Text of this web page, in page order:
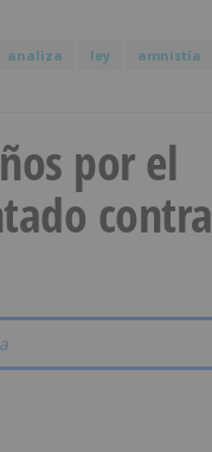
analiza ley amnistía
por el
contra